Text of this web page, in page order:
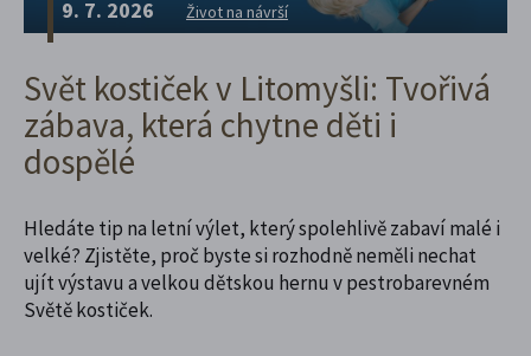
9. 7. 2026 Život na návrší
Svět kostiček v Litomyšli: Tvořivá
zábava, která chytne děti i
dospělé
Hledáte tip na letní výlet, který spolehlivě zabaví malé i
velké? Zjistěte, proč byste si rozhodně neměli nechat
ujít výstavu a velkou dětskou hernu v pestrobarevném
Světě kostiček.